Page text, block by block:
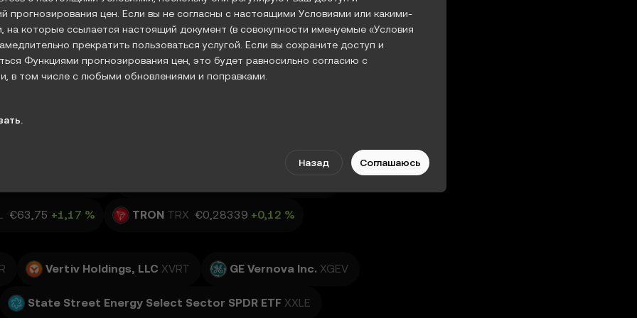
енды Криптовалютный рынок известе
н своей волатильностью, и недавние ц
еновые движения SUI и PENGU вызвали
значительный интерес среди
€63,75 +1,17 % TRON TRX €0,28339 +0,12 %
Vertiv Holdings, LLC XVRT GE Vernova Inc. XGEV
State Street Energy Select Sector SPDR ETF XXLE
прогнозирования цен. Если вы не согласны с настоящими Условиями или какими-
на которые ссылается настоящий документ (в совокупности именуемые «Условия
прекратить пользоваться услугой. Если вы сохраните доступ и
Функциями прогнозирования цен, это будет равносильно согласию с
в том числе с любыми обновлениями и поправками.
представляют собой юридически обязывающее соглашение между вами (далее —
используя Функции прогнозирования цен в том или ином качестве, вы признаете,
них условиями;
усмотрению вносить поправки в настоящие Условия или изменять Функции
вступают в силу на дату последнего обновления. Вы несете
ознакомление с настоящими Условиями.
Назад Соглашаюсь